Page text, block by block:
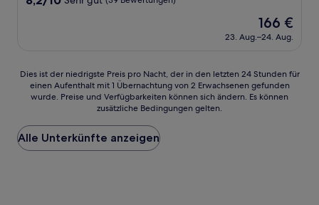
Bewertungen)
Der
Preis
beträgt
166 €
23. Aug.–24. Aug.
Dies
der
Preis
pro
Nacht,
Dies ist der niedrigste Preis pro Nacht, der in den letzten 24 Stunden für
einen Aufenthalt mit 1 Übernachtung von 2 Erwachsenen gefunden
wurde. Preise und Verfügbarkeiten können sich ändern. Es können
zusätzliche Bedingungen gelten.
Alle Unterkünfte anzeigen